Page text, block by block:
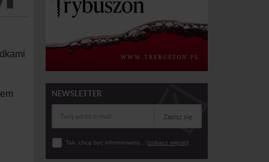
NEWSLETTER
Zapisz się
Tak, chcę być informowany... (zobacz więcej)